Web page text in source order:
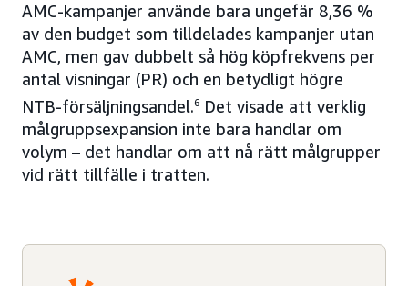
AMC-kampanjer använde bara ungefär 8,36 %
av den budget som tilldelades kampanjer utan
AMC, men gav dubbelt så hög köpfrekvens per
antal visningar (PR) och en betydligt högre
NTB-försäljningsandel.6 Det visade att verklig
målgruppsexpansion inte bara handlar om
volym – det handlar om att nå rätt målgrupper
vid rätt tillfälle i tratten.